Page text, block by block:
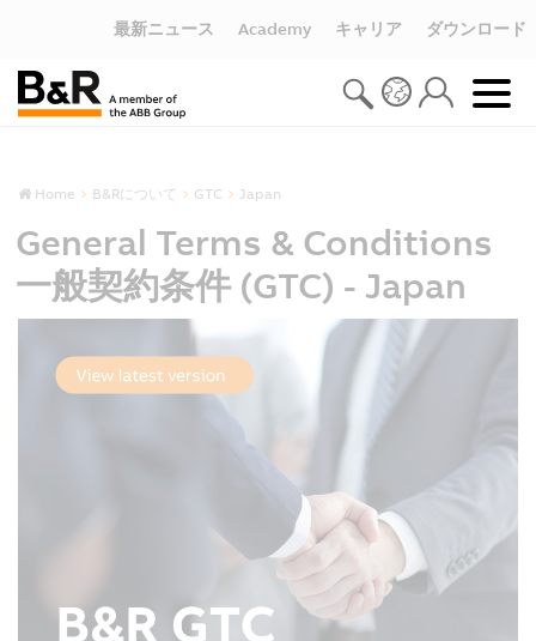
最新ニュース Academy キャリア ダウンロード
Home B&Rについて GTC Japan
General Terms & Conditions
一般契約条件 (GTC) - Japan